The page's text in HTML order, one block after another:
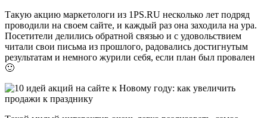
Такую акцию маркетологи из 1PS.RU несколько лет подряд
проводили на своем сайте, и каждый раз она заходила на ура.
Посетители делились обратной связью и с удовольствием
читали свои письма из прошлого, радовались достигнутым
результатам и немного журили себя, если план был провален
🙂